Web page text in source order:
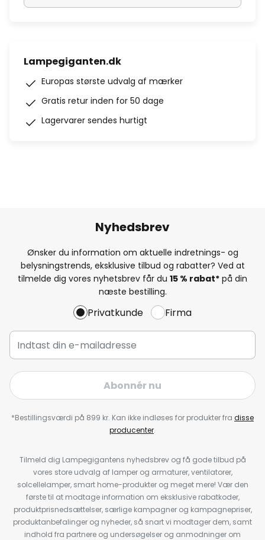
Lampegiganten.dk
Europas største udvalg af mærker
Gratis retur inden for 50 dage
Lagervarer sendes hurtigt
Nyhedsbrev
Ønsker du information om aktuelle indretnings- og
belysningstrends, eksklusive tilbud og rabatter? Ved at
tilmelde dig vores nyhetsbrev får du 15 % rabat* på din
næste bestilling.
Privatkunde Firma
Abonnér nu
*Bestillingsværdi på 899 kr. Kan ikke indløses for produkter fra disse
producenter.
Tilmeld dig Lampegigantens nyhedsbrev og få gode tilbud på
vores store udvalg af lamper og armaturer, ventilatorer,
solcellelamper, smart home-produkter og meget mere! Vær den
første til at modtage information om eksklusive rabatkoder,
produktprisnedsættelser, særlige kampagner og kampagnepriser,
produktanbefalinger og nyheder, så snart vi modtager dem, samt
indhold fra partnere og undersøgelser og anmodninger om